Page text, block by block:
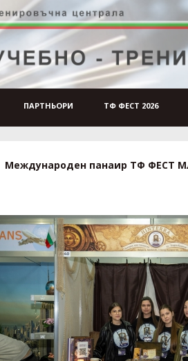
ПАРТНЬОРИ ТФ ФЕСТ 2026
Международен панаир ТФ ФЕСТ